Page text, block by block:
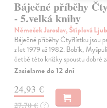
Báječné příběhy
- 5.velká knihy
Němeček Jaroslav, Štíplová
Báječné příběhy Čtyřlístku jsou
z let 1979 až 1982. Bobík,
četbě této knížky spoustu dobré
Zasielame do 12 dní
24,93 €
27,70 € ?